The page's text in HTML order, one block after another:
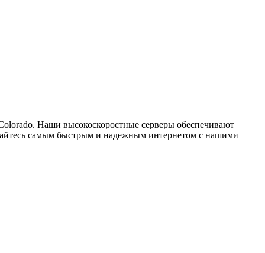
Наши высокоскоростные серверы обеспечивают
самым быстрым и надежным интернетом с нашими